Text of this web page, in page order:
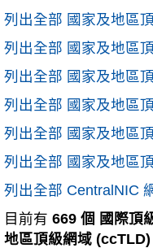
列出全部 國家及地區
列出全部 國家及地區
列出全部 國家及地區
列出全部 國家及地區
列出全部 國家及地區
列出全部 國家及地區
列出全部 CentralNIC
目前有 669 個 國際頂
地區頂級網域 (ccTLD)